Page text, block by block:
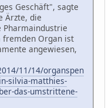
Geschäft", sagte
Ärzte, die
Pharmaindustrie
fremden Organ ist
angewiesen,
11/14/organspen
silvia-matthies-
das-umstrittene-